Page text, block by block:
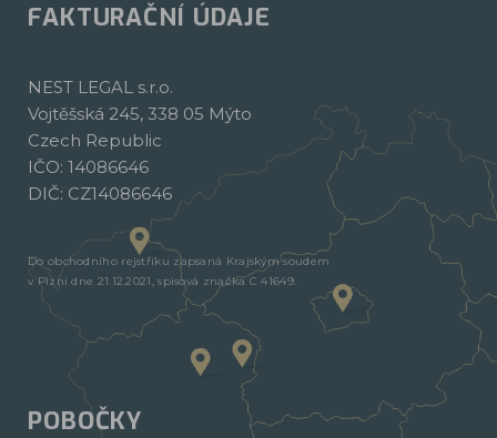
FAKTURAČNÍ ÚDAJE
NEST LEGAL s.r.o.
Vojtěšská 245, 338 05 Mýto
Czech Republic
IČO: 14086646
DIČ: CZ14086646
Do obchodního rejstříku zapsaná Krajským soudem
v Plzni dne 21.12.2021, spisová značka C 41649.
POBOČKY